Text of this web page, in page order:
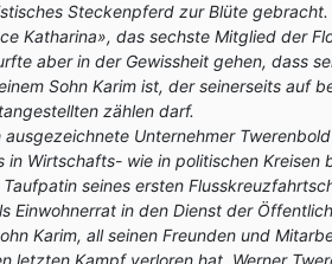
Steckenpferd zur Blüte
Katharina», das sechste Mitglied der
aber in der Gewissheit gehen, dass
Sohn Karim ist, der seinerseits auf
zählen darf.
ausgezeichnete Unternehmer
in Wirtschafts- wie in politischen Kreisen
seines ersten
Einwohnerrat in den Dienst der
Karim, all seinen Freunden und
letzten Kampf verloren hat. Werner